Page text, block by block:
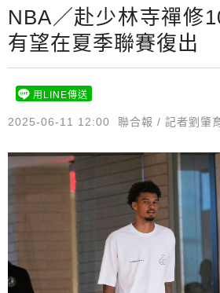
NBA／赴少林寺禪修
有望在夏季聯賽復出
2025-06-11 12:00 聯合報 / 記者劉肇
用LINE傳送